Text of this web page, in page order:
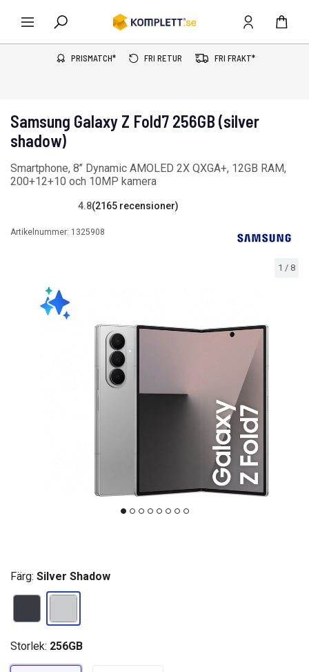
PRISMATCH* FRI RETUR FRI FRAKT*
1 / 8
Samsung Galaxy Z Fold7 256GB (silver
shadow)
Smartphone, 8’’ Dynamic AMOLED 2X QXGA+, 12GB RAM,
200+12+10 och 10MP kamera
4.8(2165 recensioner)
Artikelnummer: 1325908
Färg: Silver Shadow
Storlek: 256GB